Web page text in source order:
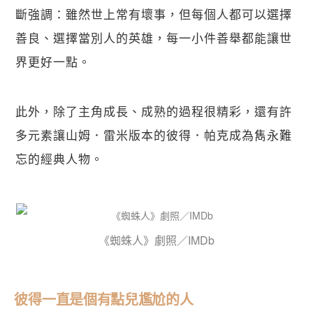
斷強調：雖然世上常有壞事，但每個人都可以選擇
善良、選擇當別人的英雄，每一小件善舉都能讓世
界更好一點。
此外，除了主角成長、成熟的過程很精彩，還有許
多元素讓山姆．雷米版本的彼得．帕克成為雋永難
忘的經典人物。
《蜘蛛人》劇照／IMDb
彼得一直是個有點兒尷尬的人